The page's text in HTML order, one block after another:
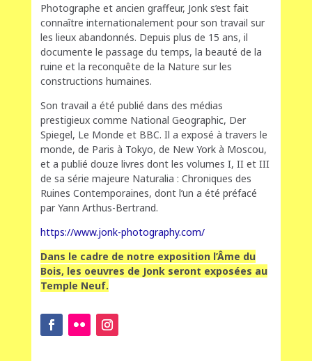
Photographe et ancien graffeur, Jonk s’est fait
connaître internationalement pour son travail sur
les lieux abandonnés. Depuis plus de 15 ans, il
documente le passage du temps, la beauté de la
ruine et la reconquête de la Nature sur les
constructions humaines.
Son travail a été publié dans des médias
prestigieux comme National Geographic, Der
Spiegel, Le Monde et BBC. Il a exposé à travers le
monde, de Paris à Tokyo, de New York à Moscou,
et a publié douze livres dont les volumes I, II et III
de sa série majeure Naturalia : Chroniques des
Ruines Contemporaines, dont l’un a été préfacé
par Yann Arthus-Bertrand.
https://www.jonk-photography.com/
Dans le cadre de notre exposition l’Âme du
Bois, les oeuvres de Jonk seront exposées au
Temple Neuf.